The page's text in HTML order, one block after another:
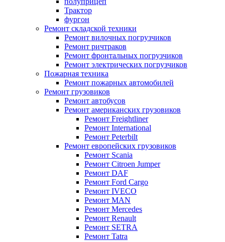
Трактор
фургон
Ремонт складской техники
Ремонт вилочных погрузчиков
Ремонт ричтраков
Ремонт фронтальных погрузчиков
Ремонт электрических погрузчиков
Пожарная техника
Ремонт пожарных автомобилей
Ремонт грузовиков
Ремонт автобусов
Ремонт американских грузовиков
Ремонт Freightliner
Ремонт International
Ремонт Peterbilt
Ремонт европейских грузовиков
Ремонт Scania
Ремонт Citroen Jumper
Ремонт DAF
Ремонт Ford Cargo
Ремонт IVECO
Ремонт MAN
Ремонт Mercedes
Ремонт Renault
Ремонт SETRA
Ремонт Tatra